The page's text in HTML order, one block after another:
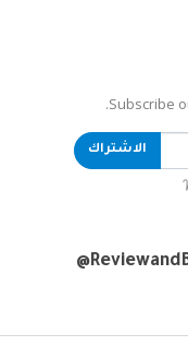
Subscribe
الاشتراك